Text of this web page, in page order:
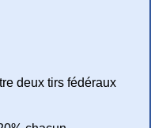
deux tirs fédéraux